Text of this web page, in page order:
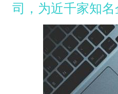
司，为近千家知